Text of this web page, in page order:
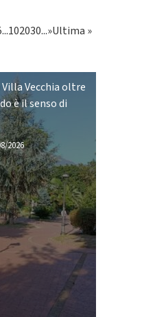
...102030...»Ultima »
Villa Vecchia oltre
è il senso di
2026